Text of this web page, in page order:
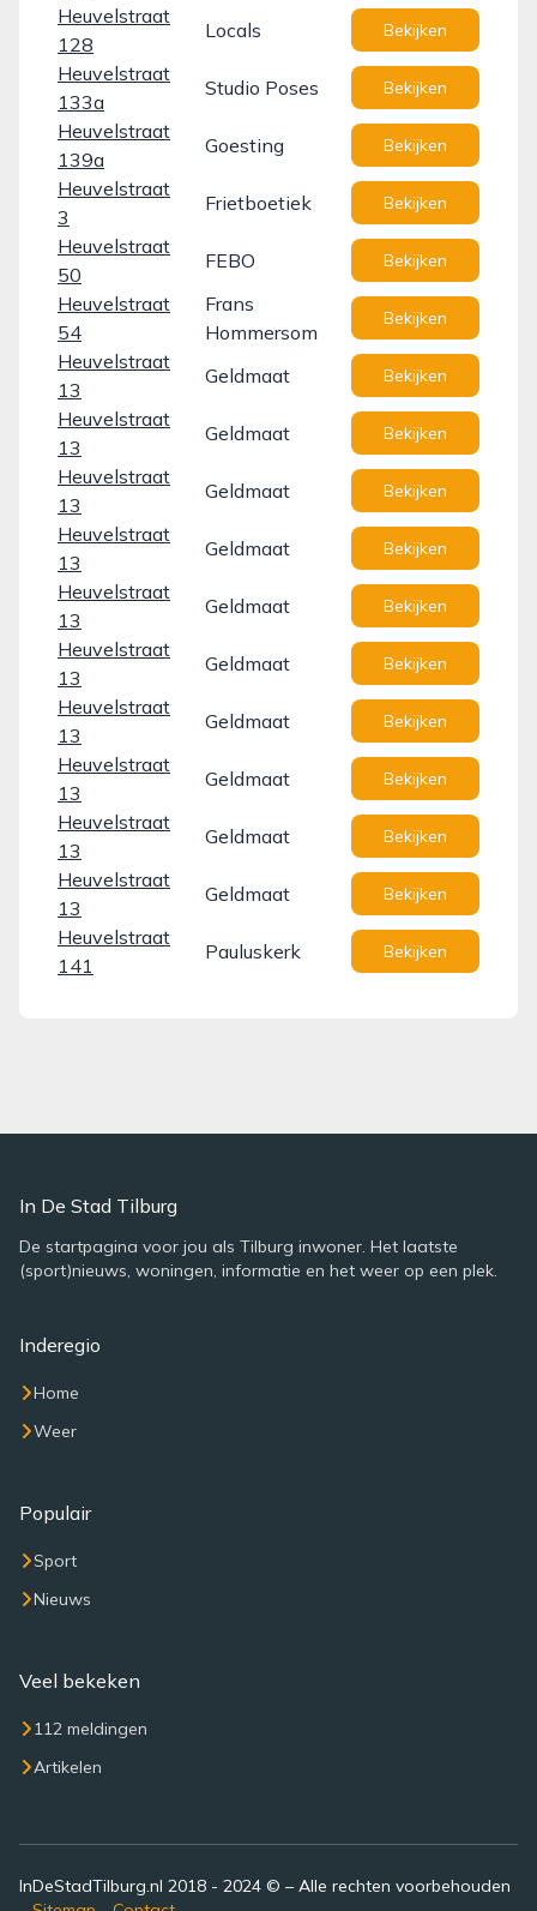
Heuvelstraat
128
Locals Bekijken
Heuvelstraat
133a
Studio Poses Bekijken
Heuvelstraat
139a
Goesting Bekijken
Heuvelstraat
3
Frietboetiek Bekijken
Heuvelstraat
50
FEBO Bekijken
Heuvelstraat
54
Frans
Hommersom
Bekijken
Heuvelstraat
13
Geldmaat Bekijken
Heuvelstraat
13
Geldmaat Bekijken
Heuvelstraat
13
Geldmaat Bekijken
Heuvelstraat
13
Geldmaat Bekijken
Heuvelstraat
13
Geldmaat Bekijken
Heuvelstraat
13
Geldmaat Bekijken
Heuvelstraat
13
Geldmaat Bekijken
Heuvelstraat
13
Geldmaat Bekijken
Heuvelstraat
13
Geldmaat Bekijken
Heuvelstraat
13
Geldmaat Bekijken
Heuvelstraat
141
Pauluskerk Bekijken
In De Stad Tilburg
De startpagina voor jou als Tilburg inwoner. Het laatste
(sport)nieuws, woningen, informatie en het weer op een plek.
Inderegio
Home
Weer
Populair
Sport
Nieuws
Veel bekeken
112 meldingen
Artikelen
InDeStadTilburg.nl 2018 - 2024 © – Alle rechten voorbehouden